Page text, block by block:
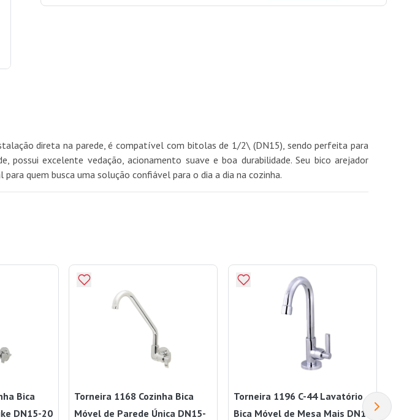
direta na parede, é compatível com bitolas de 1/2\ (DN15), sendo perfeita para
possui excelente vedação, acionamento suave e boa durabilidade. Seu bico arejador
quem busca uma solução confiável para o dia a dia na cozinha.
Bica
DN15-20
Torneira 1168 Cozinha Bica
Móvel de Parede Única DN15-
Torneira 1196 C-44 Lavatório
Bica Móvel de Mesa Mais DN15